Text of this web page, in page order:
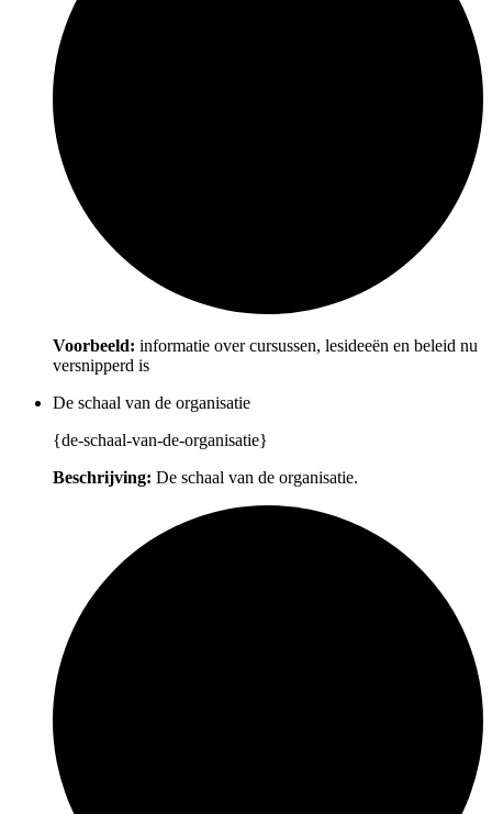
Voorbeeld: informatie over cursussen, lesideeën en beleid nu
versnipperd is
De schaal van de organisatie
{de-schaal-van-de-organisatie}
Beschrijving: De schaal van de organisatie.